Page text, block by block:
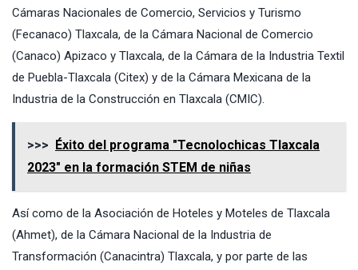
Cámaras Nacionales de Comercio, Servicios y Turismo
(Fecanaco) Tlaxcala, de la Cámara Nacional de Comercio
(Canaco) Apizaco y Tlaxcala, de la Cámara de la Industria Textil
de Puebla-Tlaxcala (Citex) y de la Cámara Mexicana de la
Industria de la Construcción en Tlaxcala (CMIC).
>>>
Éxito del programa "Tecnolochicas Tlaxcala
2023" en la formación STEM de niñas
Así como de la Asociación de Hoteles y Moteles de Tlaxcala
(Ahmet), de la Cámara Nacional de la Industria de
Transformación (Canacintra) Tlaxcala, y por parte de las